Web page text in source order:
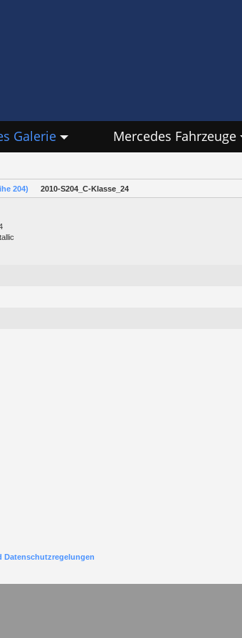
Galerie Mercedes Fahrzeuge
204) 2010-S204_C-Klasse_24
Datenschutzregelungen